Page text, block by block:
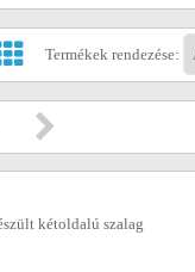
Termékek rendezése:
kétoldalú szalag